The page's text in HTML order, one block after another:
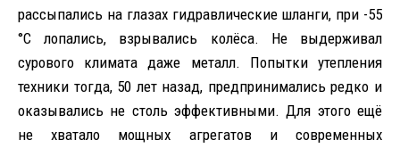
рассыпались на глазах гидравлические шланги, при -55
°C лопались, взрывались колёса. Не выдерживал
сурового климата даже металл. Попытки утепления
техники тогда, 50 лет назад, предпринимались редко и
оказывались не столь эффективными. Для этого ещё
не хватало мощных агрегатов и современных